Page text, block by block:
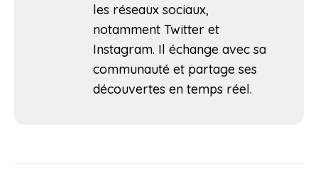
les réseaux sociaux,
notamment Twitter et
Instagram. Il échange avec sa
communauté et partage ses
découvertes en temps réel.